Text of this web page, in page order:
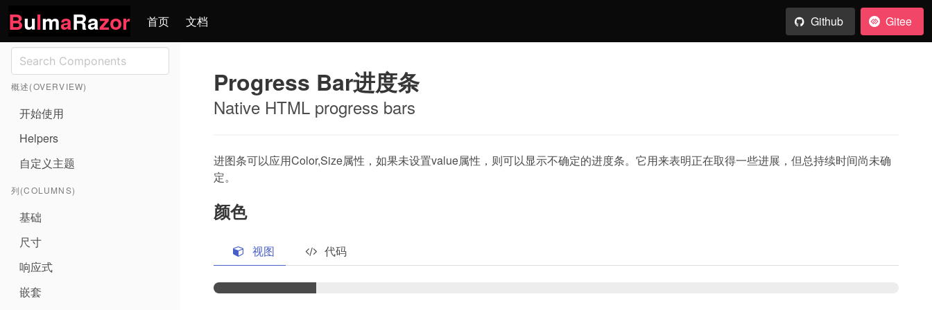
BulmaRazor 首页 文档 Github Gitee
概述(OVERVIEW)
开始使用
Helpers
自定义主题
列(COLUMNS)
基础
尺寸
响应式
嵌套
Progress Bar进度条
Native HTML progress bars
进图条可以应用Color,Size属性，如果未设置value属性，则可以显示不确定的进度条。它用来表明正在取得一些进展，但总持续时间尚未确
定。
颜色
视图 代码